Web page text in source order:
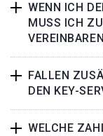
WENN ICH
MUSS ICH
FALLEN
DEN KEY-
WELCHE